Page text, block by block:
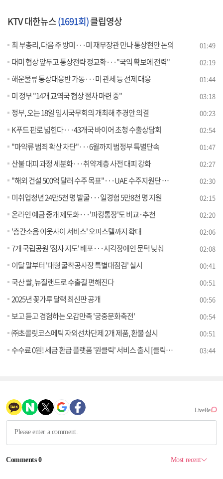
KTV 대한뉴스(1691회)클립영상
최 부총리, 다음 주 방미···미 재무장관 만나 통상현안 논의 01:49
대미 협상 앞두고 통상전략 정교화···"국익 확보에 전력" 02:19
해운물류 통상대응반 가동···미 관세 등 선제 대응 01:44
미 정부 "14개 교역국 협상 절차 마련 중" 03:18
정부, 오는 18일 임시국무회의 개최해 추경안 의결 00:23
K푸드 판로 넓힌다···43개국 바이어 초청 수출상담회 02:54
"마약류 범죄 확산 차단"···6월까지 범정부 특별단속 01:47
산불 대피 과정 세분화···취약계층 사전 대피 강화 02:27
"해외 건설 500억 달러 수주 목표"···UAE 수주지원단 파견 02:30
미취업청년 24만5천 명 발굴···일경험 5만8천 명 지원 02:15
온라인 예금 중개 제도화···'파킹통장'도 비교·추천 02:20
'층간소음 이웃사이 서비스' 오피스텔까지 확대 02:06
7개 국립공원 '점자 지도' 배포···시각장애인 문턱 낮춰 02:08
이달 말부터 '대형 굴착공사장 특별대점검' 실시 00:41
국산 쌀, 뉴질랜드로 수출길 편해진다 00:51
2025년 꽃가루 달력 최신판 공개 00:56
보고 듣고 경험하는 오감만족 '궁중문화축전' 00:54
㈜초콜릿코스메틱 자외선차단제 2개 제품, 환불 실시 00:51
수수료 0원! 세금 환급 플랫폼 '원클릭' 서비스 출시 [클릭K+] 03:44